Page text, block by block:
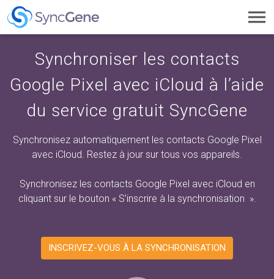
Synchroniser les contacts
Google Pixel avec iCloud à l’aide
du service gratuit SyncGene
Synchronisez automatiquement les contacts Google Pixel
avec iCloud. Restez à jour sur tous vos appareils.
Synchronisez les contacts Google Pixel avec iCloud en
cliquant sur le bouton « S’inscrire à la synchronisation ».
INSCRIVEZ-VOUS À LA SYNCHRONISATION